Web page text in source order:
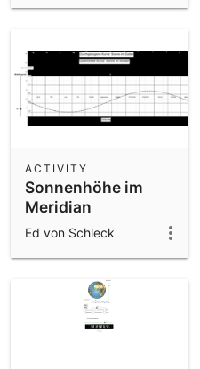
App Downloads
Sonnenhöhe im
Meridian
ACTIVITY
Ed von Schleck